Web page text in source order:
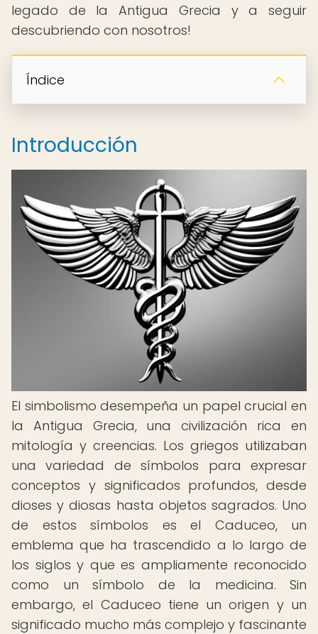
legado de la Antigua Grecia y a seguir
descubriendo con nosotros!
Índice
Introducción
El simbolismo desempeña un papel crucial en
la Antigua Grecia, una civilización rica en
mitología y creencias. Los griegos utilizaban
una variedad de símbolos para expresar
conceptos y significados profundos, desde
dioses y diosas hasta objetos sagrados. Uno
de estos símbolos es el Caduceo, un
emblema que ha trascendido a lo largo de
los siglos y que es ampliamente reconocido
como un símbolo de la medicina. Sin
embargo, el Caduceo tiene un origen y un
significado mucho más complejo y fascinante